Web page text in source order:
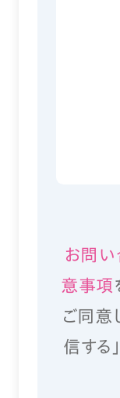
お問
意事項
ご同意
信する